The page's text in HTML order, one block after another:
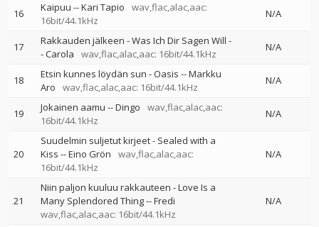
16 Kaipuu --Kari Tapio
wav,flac,alac,aac:
16bit/44.1kHz
N/A
17 Rakkauden jälkeen - Was Ich Dir Sagen Will -
-Carola wav,flac,alac,aac: 16bit/44.1kHz
N/A
18 Etsin kunnes löydän sun - Oasis --Markku
Aro
wav,flac,alac,aac: 16bit/44.1kHz
N/A
19 Jokainen aamu --Dingo
wav,flac,alac,aac:
16bit/44.1kHz
N/A
20
Suudelmin suljetut kirjeet - Sealed with a
Kiss --Eino Grön
wav,flac,alac,aac:
16bit/44.1kHz
N/A
21
Niin paljon kuuluu rakkauteen - Love Is a
Many Splendored Thing--Fredi
wav,flac,alac,aac: 16bit/44.1kHz
N/A